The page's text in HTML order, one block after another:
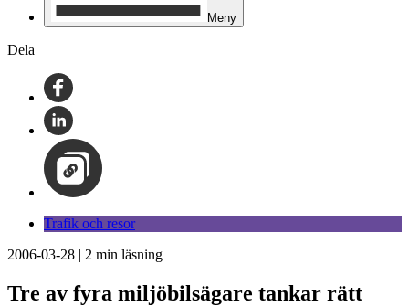
Meny
Dela
Trafik och resor
2006-03-28 | 2 min läsning
Tre av fyra miljöbilsägare tankar rätt